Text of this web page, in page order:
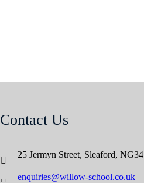
Contact Us
25 Jermyn Street, Sleaford,
enquiries@willow-school.co.uk